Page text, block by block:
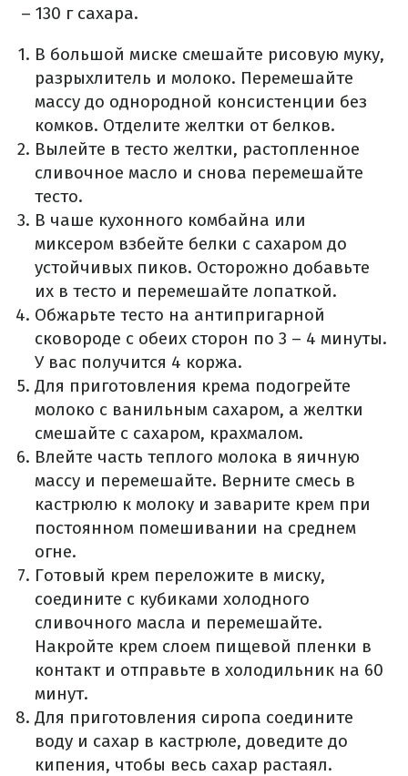
– 130 г сахара.
В большой миске смешайте рисовую муку,
разрыхлитель и молоко. Перемешайте
массу до однородной консистенции без
комков. Отделите желтки от белков.
Вылейте в тесто желтки, растопленное
сливочное масло и снова перемешайте
тесто.
В чаше кухонного комбайна или
миксером взбейте белки с сахаром до
устойчивых пиков. Осторожно добавьте
их в тесто и перемешайте лопаткой.
Обжарьте тесто на антипригарной
сковороде с обеих сторон по 3 – 4 минуты.
У вас получится 4 коржа.
Для приготовления крема подогрейте
молоко с ванильным сахаром, а желтки
смешайте с сахаром, крахмалом.
Влейте часть теплого молока в яичную
массу и перемешайте. Верните смесь в
кастрюлю к молоку и заварите крем при
постоянном помешивании на среднем
огне.
Готовый крем переложите в миску,
соедините с кубиками холодного
сливочного масла и перемешайте.
Накройте крем слоем пищевой пленки в
контакт и отправьте в холодильник на 60
минут.
Для приготовления сиропа соедините
воду и сахар в кастрюле, доведите до
кипения, чтобы весь сахар растаял.